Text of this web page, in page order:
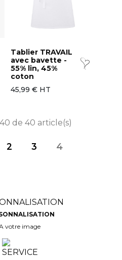
Tablier TRAVAIL
avec bavette -
55% lin, 45%
coton
45,99 € HT
de 40 article(s)
2 3 4
votre image